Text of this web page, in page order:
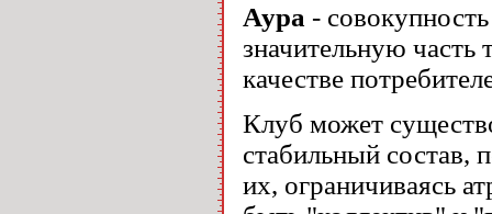
Аура -
значительную часть
качестве
Клуб может
стабильный состав,
их, ограничиваясь